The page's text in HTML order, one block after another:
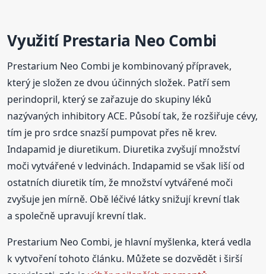
Využití Prestaria Neo Combi
Prestarium Neo Combi je kombinovaný přípravek,
který je složen ze dvou účinných složek. Patří sem
perindopril, který se zařazuje do skupiny léků
nazývaných inhibitory ACE. Působí tak, že rozšiřuje cévy,
tím je pro srdce snazší pumpovat přes ně krev.
Indapamid je diuretikum. Diuretika zvyšují množství
moči vytvářené v ledvinách. Indapamid se však liší od
ostatních diuretik tím, že množství vytvářené moči
zvyšuje jen mírně. Obě léčivé látky snižují krevní tlak
a společně upravují krevní tlak.
Prestarium Neo Combi, je hlavní myšlenka, která vedla
k vytvoření tohoto článku. Můžete se dozvědět i širší